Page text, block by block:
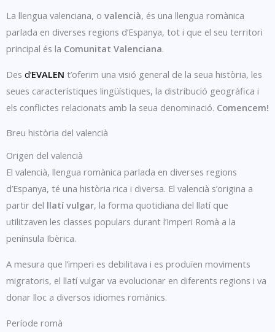
La llengua valenciana, o valencià, és una llengua romànica
parlada en diverses regions d’Espanya, tot i que el seu territori
principal és la Comunitat Valenciana.
Des d’EVALEN t’oferim una visió general de la seua història, les
seues característiques lingüístiques, la distribució geogràfica i
els conflictes relacionats amb la seua denominació. Comencem!
Breu història del valencià
Origen del valencià
El valencià, llengua romànica parlada en diverses regions
d’Espanya, té una història rica i diversa. El valencià s’origina a
partir del llatí vulgar, la forma quotidiana del llatí que
utilitzaven les classes populars durant l’Imperi Romà a la
península Ibèrica.
A mesura que l’imperi es debilitava i es produïen moviments
migratoris, el llatí vulgar va evolucionar en diferents regions i va
donar lloc a diversos idiomes romànics.
Període romà